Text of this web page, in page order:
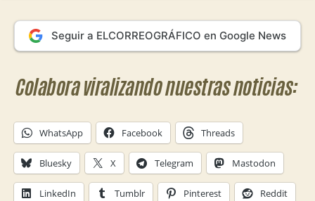
Seguir a ELCORREOGRÁFICO en Google News
Colabora viralizando nuestras noticias:
WhatsApp Facebook Threads
Bluesky X Telegram Mastodon
LinkedIn Tumblr Pinterest Reddit